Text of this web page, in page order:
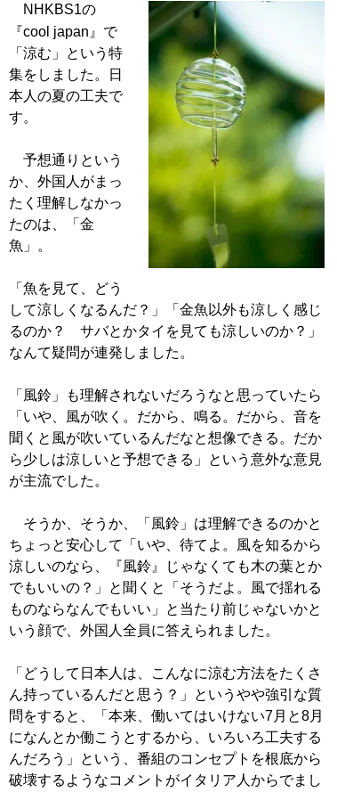
NHKBS1の
『cool japan』で
「涼む」という特
集をしました。日
本人の夏の工夫で
す。
予想通りという
か、外国人がまっ
たく理解しなかっ
たのは、「金
魚」。
「魚を見て、どう
して涼しくなるんだ？」「金魚以外も涼しく感じ
るのか？ サバとかタイを見ても涼しいのか？」
なんて疑問が連発しました。
「風鈴」も理解されないだろうなと思っていたら
「いや、風が吹く。だから、鳴る。だから、音を
聞くと風が吹いているんだなと想像できる。だか
ら少しは涼しいと予想できる」という意外な意見
が主流でした。
そうか、そうか、「風鈴」は理解できるのかと
ちょっと安心して「いや、待てよ。風を知るから
涼しいのなら、『風鈴』じゃなくても木の葉とか
でもいいの？」と聞くと「そうだよ。風で揺れる
ものならなんでもいい」と当たり前じゃないかと
いう顔で、外国人全員に答えられました。
「どうして日本人は、こんなに涼む方法をたくさ
ん持っているんだと思う？」というやや強引な質
問をすると、「本来、働いてはいけない7月と8月
になんとか働こうとするから、いろいろ工夫する
んだろう」という、番組のコンセプトを根底から
破壊するようなコメントがイタリア人からでまし